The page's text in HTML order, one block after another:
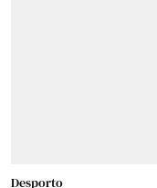
Desporto